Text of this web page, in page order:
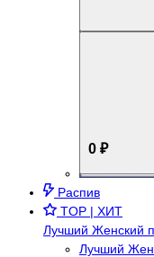
0 ₽
Распив
TOP | ХИТ
Лучший Женский
Лучший